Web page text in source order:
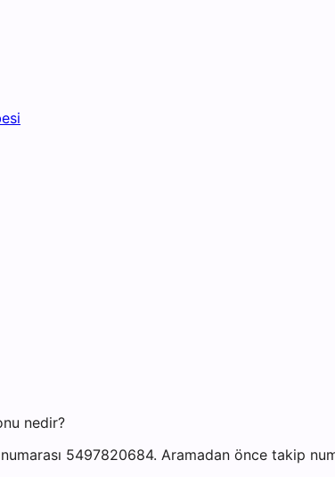
nedir?
5497820684. Aramadan önce takip